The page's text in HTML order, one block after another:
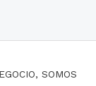
SOMOS